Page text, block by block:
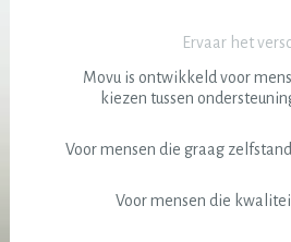
Ervaar het
Movu is ontwikkeld voor
kiezen tussen
Voor mensen die graag
Voor mensen die